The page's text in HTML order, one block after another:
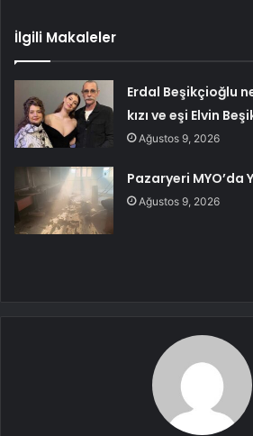
İlgili Makaleler
Erdal Beşikçioğlu
kızı ve eşi Elvin
Ağustos 9, 2026
Pazaryeri MYO’da
Ağustos 9, 2026